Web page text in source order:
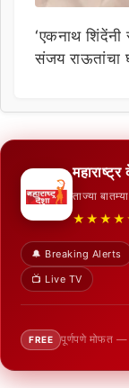
‘एकनाथ शिंदेंनी
संजय राऊतांचा
ताज्या
🔔 Breaking Alerts
📺 Live TV
FREE पूर्णपणे मोफत